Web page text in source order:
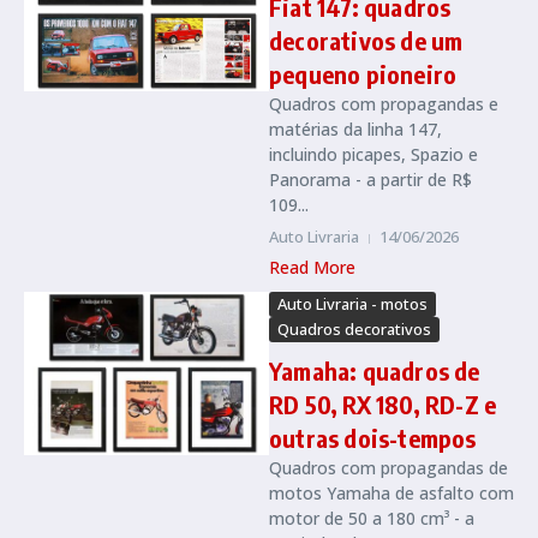
Fiat 147: quadros
decorativos de um
pequeno pioneiro
Quadros com propagandas e
matérias da linha 147,
incluindo picapes, Spazio e
Panorama - a partir de R$
109...
Auto Livraria 14/06/2026
Read More
Auto Livraria - motos
Quadros decorativos
Yamaha: quadros de
RD 50, RX 180, RD-Z e
outras dois-tempos
Quadros com propagandas de
motos Yamaha de asfalto com
motor de 50 a 180 cm³ - a